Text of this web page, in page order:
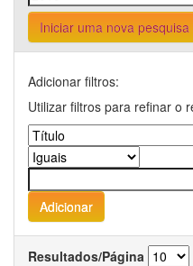
Iniciar uma nova pesquisa
Adicionar filtros:
Utilizar filtros para refinar o
Resultados/Página